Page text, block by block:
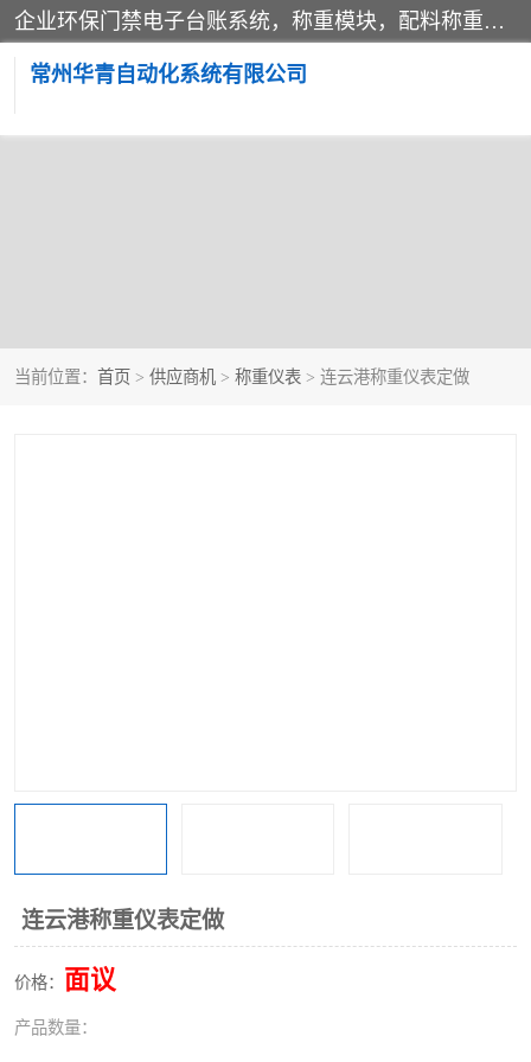
企业环保门禁电子台账系统，称重模块，配料称重系统,称重模块厂家,地磅称重系统,检重秤厂家 常州华青自动化主营：称重模块、无人值守称重系统、配料称重系统、地磅称重系统、检重秤、托利多称重模块等产品。各种称重软件，移动源环保门禁电子台账系统软件。 常州华青自动化系统有限公司7*24的电话支持服务、项目现场开发服务、新功能定制研发服务，产品培训、远程维护，现场安装调试工程等。
常州华青自动化系统有限公司
当前位置： 首页 > 供应商机 > 称重仪表 > 连云港称重仪表定做
连云港称重仪表定做
价格： 面议
产品数量：